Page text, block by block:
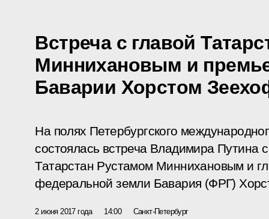
Встреча с главой
Миннихановым и
Баварии Хорстом
На полях Петербургского
состоялась встреча Владимира Путина
Татарстан Рустамом Миннихановым и
федеральной земли Бавария (ФРГ)
2 июня 2017 года 14:00 Санкт-Петербург